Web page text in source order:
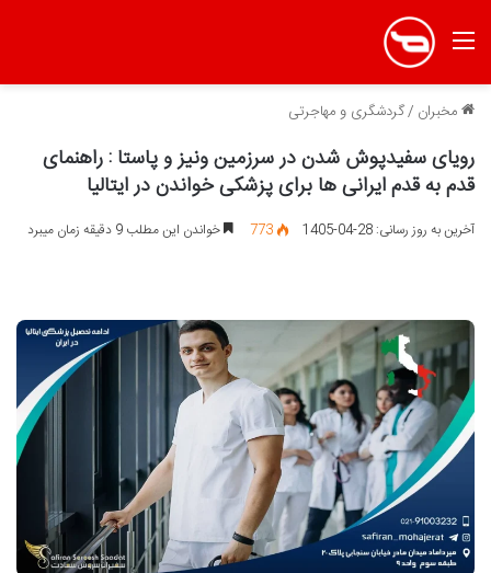
منو
مخبران /گردشگری و مهاجرتی
رویای سفیدپوش شدن در سرزمین ونیز و پاستا : راهنمای
قدم به قدم ایرانی ها برای پزشکی خواندن در ایتالیا
آخرین به روز رسانی: 28-04-1405 773 خواندن این مطلب 9 دقیقه زمان میبرد